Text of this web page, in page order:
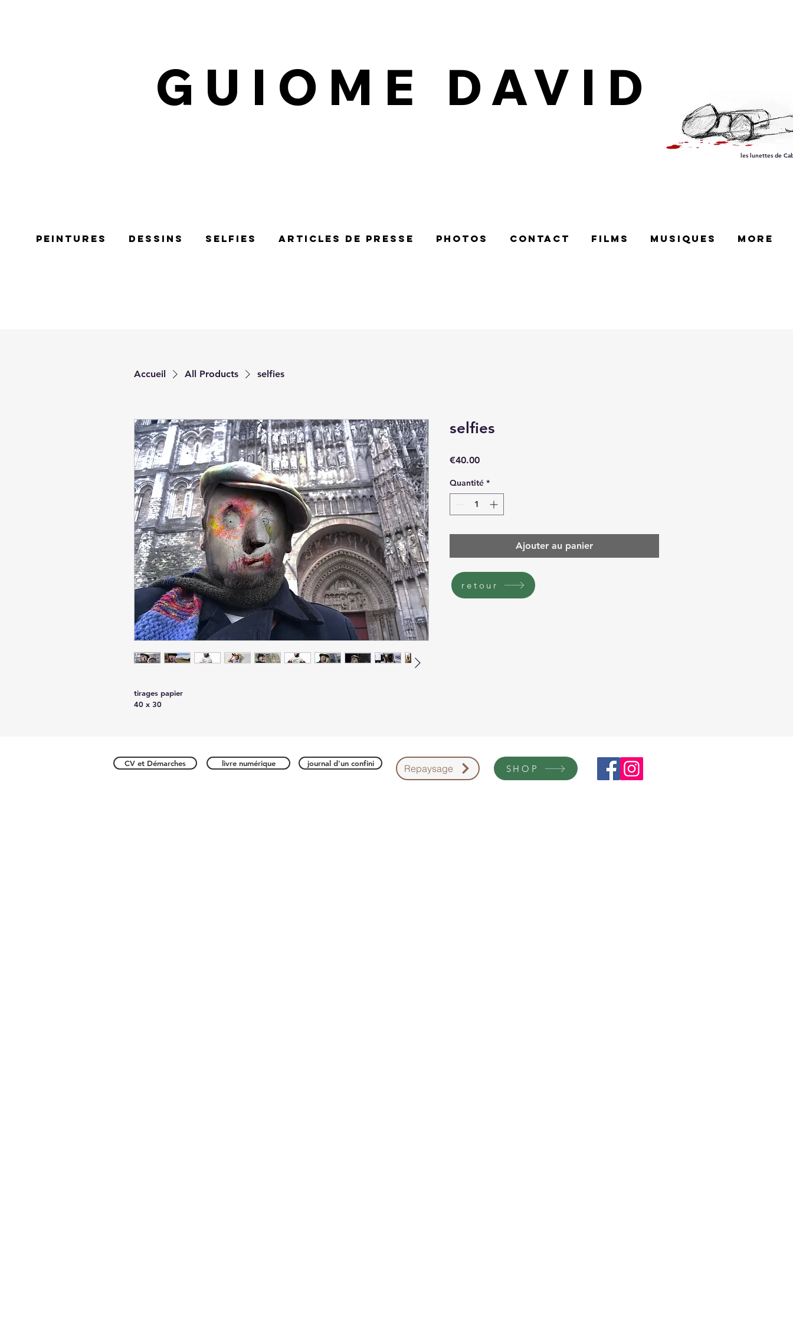
GUIOME DAVID
les lunettes de
Peintures Dessins selfies Articles de presse Photos Contact films Musiques More
Accueil All Products selfies
tirages papier
40 x 30
selfies
€40.00Prix
Quantité *
Ajouter au panier
retour
CV et Démarches livre numérique journal d'un confini Repaysage SHOP